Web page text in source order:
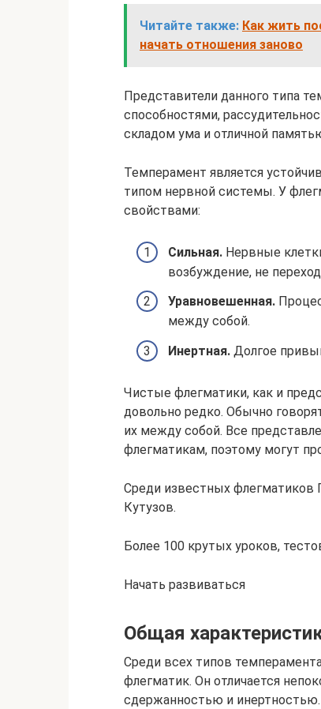
Читайте также: Как жить
начать отношения заново
Представители данного типа
способностями,
складом ума и отличной
Темперамент является
типом нервной системы. У
свойствами:
Сильная. Нервные
возбуждение, не
Уравновешенная.
между собой.
Инертная. Долгое
Чистые флегматики, как и
довольно редко. Обычно
их между собой. Все
флегматикам, поэтому могут
Среди известных флегматиков
Кутузов.
Более 100 крутых уроков,
Начать развиваться
Общая
Среди всех типов
флегматик. Он отличается
сдержанностью и